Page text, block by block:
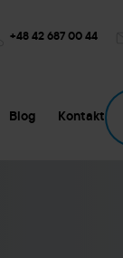
+48 42 687 00 44
Blog Kontakt